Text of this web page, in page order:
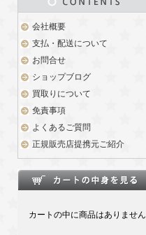
会社概要
支払・配送について
お問合せ
ショップブログ
買取りについて
免責事項
よくあるご質問
正規販売店提携元ご紹介
カートの中に商品はありません